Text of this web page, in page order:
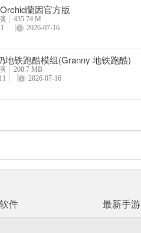
蘭因官方版
435.74 M
2026-07-16
地铁跑酷模组(Granny 地铁跑酷)
200.7 MB
2026-07-16
件 最新手游